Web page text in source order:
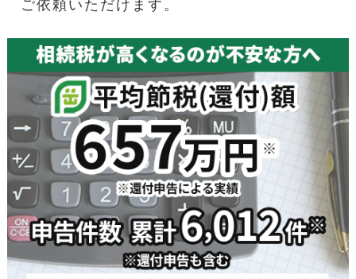
ご依頼いただけます。